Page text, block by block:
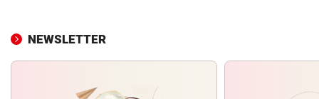
NEWSLETTER